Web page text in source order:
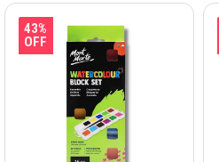
43%
OFF